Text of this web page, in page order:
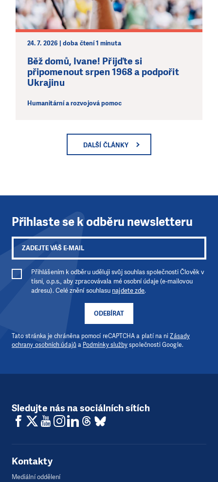
24. 7. 2026 | doba čtení 1 minuta
Běž domů, Ivane! Přijďte si
připomenout srpen 1968 a podpořit
Ukrajinu
Humanitární a rozvojová pomoc
DALŠÍ ČLÁNKY
Přihlaste se k odběru newsletteru
ODEBÍRAT
Přihlášením k odběru uděluji svůj souhlas společnosti Člověk v
tísni, o.p.s., aby zpracovávala mé osobní údaje (e-mailovou
adresu). Celé znění souhlasu najdete zde.
Tato stránka je chráněna pomocí reCAPTCHA a platí na niZásady
ochrany osobních údajů a Podmínky službyspolečnosti Google.
Sledujte nás na sociálních sítích
Kontakty
Mediální oddělení